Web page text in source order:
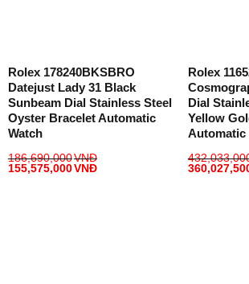
Rolex 178240BKSBRO
Datejust Lady 31 Black
Sunbeam Dial Stainless Steel
Oyster Bracelet Automatic
Watch
186,690,000VNĐ
155,575,000VNĐ
Rolex
Dial
Yellow
Automatic